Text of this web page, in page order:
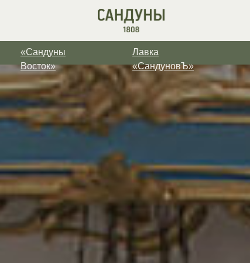
«Сандуны
Восток»
Лавка
«СандуновЪ»
«Сандуны
Восток»
Лавка
«СандуновЪ»